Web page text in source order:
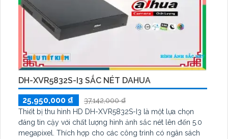
DH-XVR5832S-I3 SẮC NÉT DAHUA
25,950,000 ₫
37,142,000 ₫
Thiết bị thu hình HD DH-XVR5832S-I3 là một lựa chọn
đáng tin cậy với chất lượng hình ảnh sắc nét lên đến 5.0
megapixel. Thích hợp cho các công trình có ngân sách